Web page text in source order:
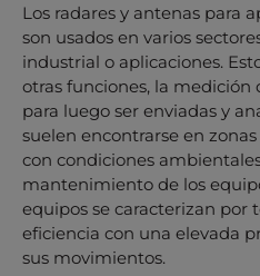
Los radares y antenas para
son usados en varios
industrial o aplicaciones.
otras funciones, la medición
para luego ser enviadas y analizadas.
suelen encontrarse en
con condiciones
mantenimiento de los
equipos se caracterizan por
eficiencia con una elevada
sus movimientos.